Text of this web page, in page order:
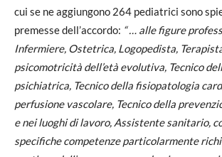
cui se ne aggiungono 264 pediatrici sono
premesse dell’accordo: “ … alle figure
Infermiere, Ostetrica, Logopedista,
psicomotricità dell’età evolutiva, Tecnico
psichiatrica, Tecnico della fisiopatologia
perfusione vascolare, Tecnico della
e nei luoghi di lavoro, Assistente sanitario,
specifiche competenze particolarmente